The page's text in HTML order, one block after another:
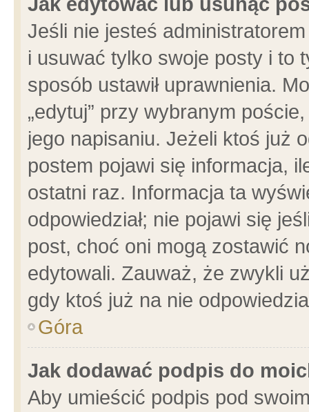
Jeśli nie jesteś
i usuwać tylko swoje posty i to
sposób ustawił uprawnienia.
„edytuj” przy wybranym
jego napisaniu. Jeżeli ktoś już
postem pojawi się informacja,
ostatni raz. Informacja ta
odpowiedział; nie pojawi się
post, choć oni mogą zostawić
edytowali. Zauważ, że zwykli
gdy ktoś już na nie
Góra
Jak dodawać podpis do
Aby umieścić podpis pod